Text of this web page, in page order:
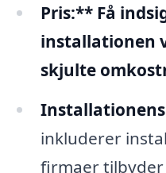
Pris:** Få
installationen
skjulte
inkluderer
firmaer